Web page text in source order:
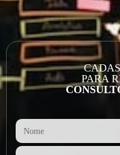
PARA